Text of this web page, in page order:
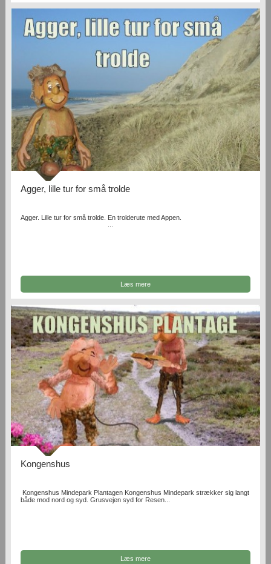
Agger, lille tur for små trolde
Agger. Lille tur for små trolde. En trolderute med Appen.
Læs mere
Kongenshus
Kongenshus Mindepark Plantagen Kongenshus Mindepark strækker sig langt
både mod nord og syd. Grusvejen syd for Resen...
Læs mere